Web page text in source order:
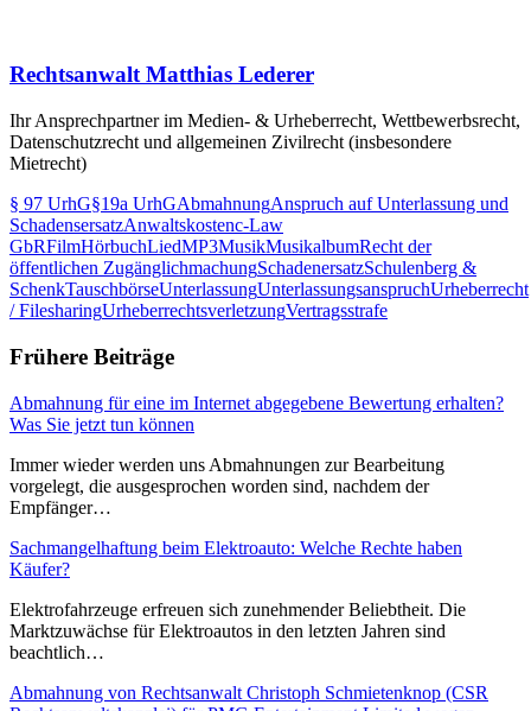
Rechtsanwalt Matthias Lederer
Ihr Ansprechpartner im Medien- & Urheberrecht, Wettbewerbsrecht,
Datenschutzrecht und allgemeinen Zivilrecht (insbesondere
Mietrecht)
§ 97 UrhG§19a UrhGAbmahnungAnspruch auf Unterlassung und
SchadensersatzAnwaltskostenc-Law
GbRFilmHörbuchLiedMP3MusikMusikalbumRecht der
öffentlichen ZugänglichmachungSchadenersatzSchulenberg &
SchenkTauschbörseUnterlassungUnterlassungsanspruchUrheberrecht
/ FilesharingUrheberrechtsverletzungVertragsstrafe
Frühere Beiträge
Abmahnung für eine im Internet abgegebene Bewertung erhalten?
Was Sie jetzt tun können
Immer wieder werden uns Abmahnungen zur Bearbeitung
vorgelegt, die ausgesprochen worden sind, nachdem der
Empfänger…
Sachmangelhaftung beim Elektroauto: Welche Rechte haben
Käufer?
Elektrofahrzeuge erfreuen sich zunehmender Beliebtheit. Die
Marktzuwächse für Elektroautos in den letzten Jahren sind
beachtlich…
Abmahnung von Rechtsanwalt Christoph Schmietenknop (CSR